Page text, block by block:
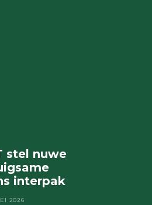
stel nuwe
interpak
2026